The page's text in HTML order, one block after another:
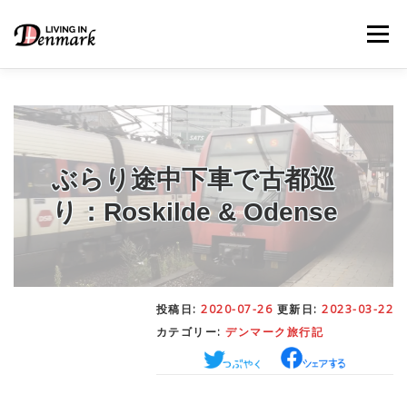
メニュー
LIFE TIPS– 生活便利帳 FOOD– ごはん事情
STUDY – 留学関連情報
WORK– デンマークの働き方
– 日本人の考察
ぶらり途中下車で古都巡
り：Roskilde & Odense
投稿日: 2020-07-26 更新日: 2023-03-22
カテゴリー: デンマーク旅行記